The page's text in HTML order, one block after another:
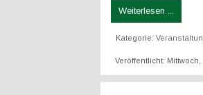
Weiterlesen ...
Kategorie:
Veröffentlicht: Mittwoch,